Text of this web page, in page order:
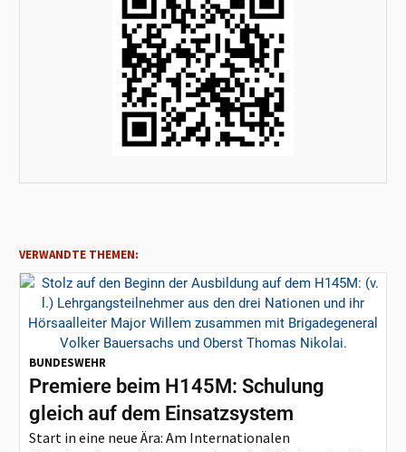
VERWANDTE THEMEN:
BUNDESWEHR
Premiere beim H145M: Schulung
gleich auf dem Einsatzsystem
Start in eine neue Ära: Am Internationalen